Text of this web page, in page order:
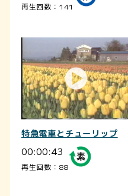
再生回数：141
特急電車とチューリップ
00:00:43
再生回数：88